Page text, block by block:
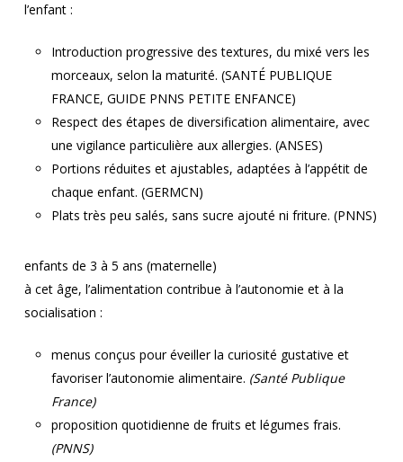
l’enfant :
Introduction progressive des textures, du mixé vers les
morceaux, selon la maturité. (SANTÉ PUBLIQUE
FRANCE, GUIDE PNNS PETITE ENFANCE)
Respect des étapes de diversification alimentaire, avec
une vigilance particulière aux allergies. (ANSES)
Portions réduites et ajustables, adaptées à l’appétit de
chaque enfant. (GERMCN)
Plats très peu salés, sans sucre ajouté ni friture. (PNNS)
enfants de 3 à 5 ans (maternelle)
à cet âge, l’alimentation contribue à l’autonomie et à la
socialisation :
menus conçus pour éveiller la curiosité gustative et
favoriser l’autonomie alimentaire. (Santé Publique
France)
proposition quotidienne de fruits et légumes frais.
(PNNS)